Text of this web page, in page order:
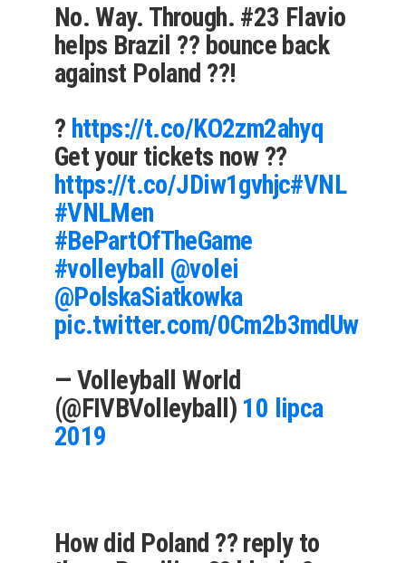
No. Way. Through. #23 Flavio
helps Brazil ?? bounce back
against Poland ??!
? https://t.co/KO2zm2ahyq
Get your tickets now ??
https://t.co/JDiw1gvhjc#VNL
#VNLMen
#BePartOfTheGame
#volleyball @volei
@PolskaSiatkowka
pic.twitter.com/0Cm2b3mdUw
— Volleyball World
(@FIVBVolleyball) 10 lipca
2019
How did Poland ?? reply to